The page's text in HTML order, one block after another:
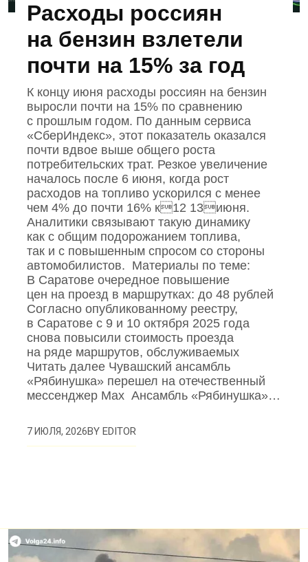
Расходы россиян
на бензин взлетели
почти на 15% за год
К концу июня расходы россиян на бензин
выросли почти на 15% по сравнению
с прошлым годом. По данным сервиса
«СберИндекс», этот показатель оказался
почти вдвое выше общего роста
потребительских трат. Резкое увеличение
началось после 6 июня, когда рост
расходов на топливо ускорился с менее
чем 4% до почти 16% к12 13июня.
Аналитики связывают такую динамику
как с общим подорожанием топлива,
так и с повышенным спросом со стороны
автомобилистов. Материалы по теме:
В Саратове очередное повышение
цен на проезд в маршрутках: до 48 рублей
Согласно опубликованному реестру,
в Саратове с 9 и 10 октября 2025 года
снова повысили стоимость проезда
на ряде маршрутов, обслуживаемых
Читать далее Чувашский ансамбль
«Рябинушка» перешел на отечественный
мессенджер Max Ансамбль «Рябинушка»…
7 ИЮЛЯ, 2026BYEDITOR